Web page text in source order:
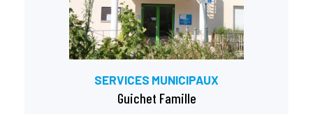
SERVICES MUNICIPAUX
Guichet Famille